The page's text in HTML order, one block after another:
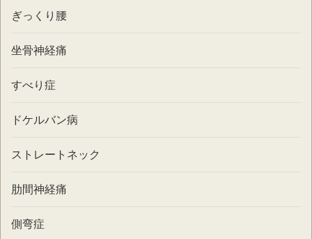
ぎっくり腰
坐骨神経痛
すべり症
ドケルバン病
ストレートネック
肋間神経痛
側弯症